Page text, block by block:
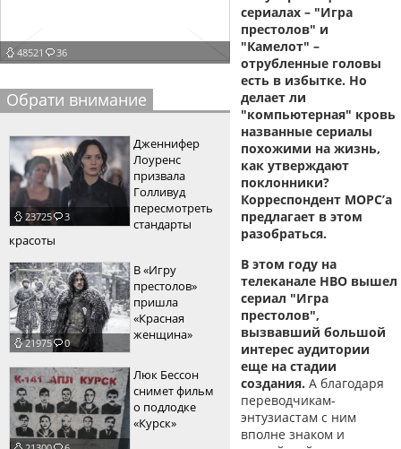
пїЅпїЅпїЅпїЅпїЅпїЅпїЅпїЅпїЅпїЅпїЅ
пїЅпїЅпїЅ
пїЅпїЅпїЅпїЅпїЅпїЅпїЅпїЅпїЅ
пїЅпїЅпїЅ пїЅпїЅпїЅпїЅпїЅ
пїЅпїЅпїЅ пїЅпїЅпїЅпїЅпїЅпїЅ
пїЅпїЅпїЅпїЅпїЅ
пїЅпїЅпїЅпїЅпїЅпїЅпїЅпїЅпїЅпїЅ
48521 36
Обрати внимание
23725 3
Дженнифер
Лоуренс
призвала
Голливуд
пересмотреть
стандарты
красоты
21975 0
В «Игру
престолов»
пришла
«Красная
женщина»
Люк Бессон
снимет фильм
о подлодке
«Курск»
сериалах – "Игра
престолов" и
"Камелот" –
отрубленные головы
есть в избытке. Но
делает ли
"компьютерная" кровь
названные сериалы
похожими на жизнь,
как утверждают
поклонники?
Корреспондент МОРС’а
предлагает в этом
разобраться.
В этом году на
телеканале HBO вышел
сериал "Игра
престолов",
вызвавший большой
интерес аудитории
еще на стадии
создания. А благодаря
переводчикам-
энтузиастам с ним
вполне знаком и